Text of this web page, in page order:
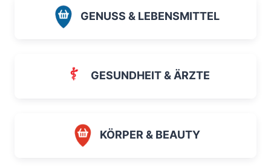
GENUSS & LEBENSMITTEL
GESUNDHEIT & ÄRZTE
KÖRPER & BEAUTY